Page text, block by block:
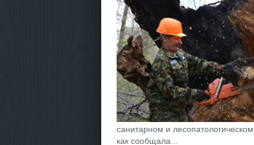
санитарном и
как сообщала...